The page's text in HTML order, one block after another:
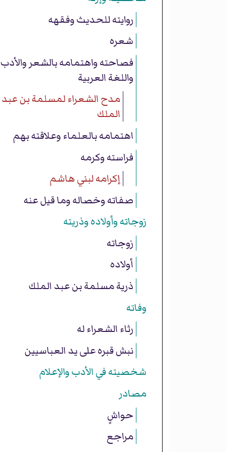
روايته للحديث وفقهه
شعره
فصاحته واهتمامه بالشعر والأدب
واللغة العربية
مدح الشعراء لمسلمة بن عبد
الملك
اهتمامه بالعلماء وعلاقته بهم
فراسته وكرمه
إكرامه لبني هاشم
صفاته وخصاله وما قيل عنه
زوجاته وأولاده وذريته
زوجاته
أولاده
ذرية مسلمة بن عبد الملك
وفاته
رثاء الشعراء له
نبش قبره على يد العباسيين
شخصيته في الأدب والإعلام
مصادر
حواشٍ
مراجع